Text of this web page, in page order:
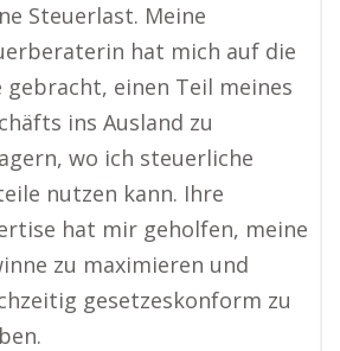
Steuerlast. Meine
hat mich auf die
gebracht, einen Teil meines
ins Ausland zu
wo ich steuerliche
nutzen kann. Ihre
hat mir geholfen, meine
zu maximieren und
gesetzeskonform zu